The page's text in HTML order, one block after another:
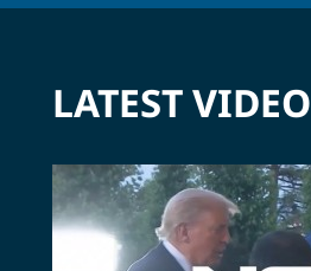
LATEST VIDEO